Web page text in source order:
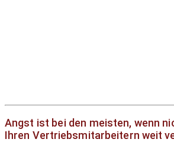
Angst ist bei den meisten, wenn
Ihren Vertriebsmitarbeitern weit